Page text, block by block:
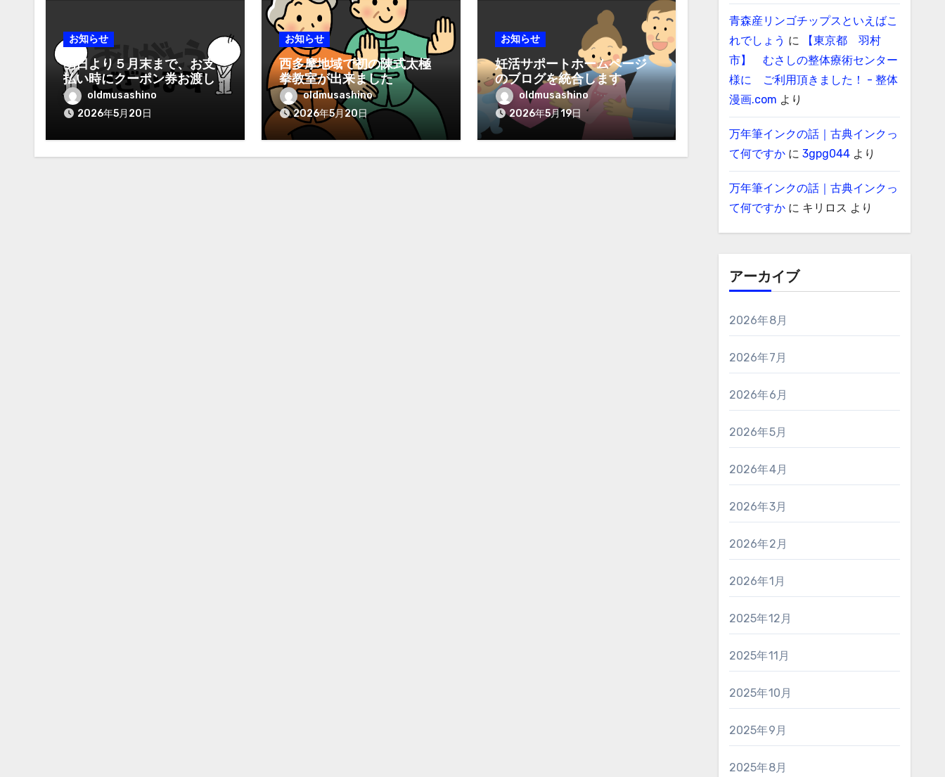
お知らせ
明日より５月末まで、お支
払い時にクーポン券お渡し
しますoldmusashino
2026年5月20日
お知らせ
西多摩地域で初の陳式太極
拳教室が出来ました
oldmusashino
2026年5月20日
お知らせ
妊活サポートホームページ
のブログを統合します
oldmusashino
2026年5月19日
青森産リンゴチップスといえばこ
れでしょう に
【東京都 羽村
市】 むさしの整体療術センター
様に ご利用頂きました！ - 整体
漫画.com より
万年筆インクの話｜古典インクっ
て何ですかに 3gpg044より
万年筆インクの話｜古典インクっ
て何ですかに キリロス より
アーカイブ
2026年8月
2026年7月
2026年6月
2026年5月
2026年4月
2026年3月
2026年2月
2026年1月
2025年12月
2025年11月
2025年10月
2025年9月
2025年8月